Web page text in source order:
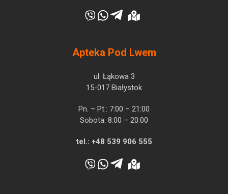
Apteka Pod Lwem
ul. Łąkowa 3
15-017 Białystok
Pn. – Pt.: 7:00 – 21:00
Sobota: 8:00 – 20:00
tel.: +48 539 906 555